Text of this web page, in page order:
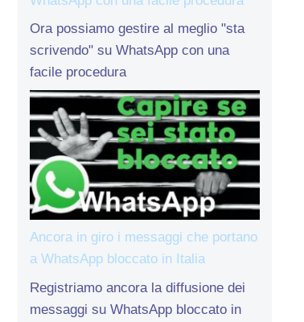
Ora possiamo gestire al meglio "sta
scrivendo" su WhatsApp con una
facile procedura
Ancora in giro i messaggi che portano
a WhatsApp bloccato in Italia
Registriamo ancora la diffusione dei
messaggi su WhatsApp bloccato in